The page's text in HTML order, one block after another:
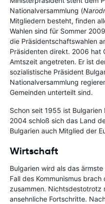
Nationalversammlung (
Mitgliedern besteht, finden
Wahlen sind für Sommer
die Präsidentschaftswahlen
Präsidenten direkt. 2006 hat
Amtszeit angetreten. Er ist
sozialistische Präsident
Nationalversammlung
Gemeinden unterteilt sind.
Schon seit 1955 ist
2004 schloß sich das Land
Bulgarien auch Mitglied der
Wirtschaft
Bulgarien wird als das
Fall des Kommunismus
zusammen.
ansehnliche Fortschritte.